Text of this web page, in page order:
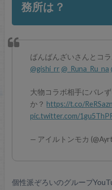
務所は？
ばんばんざいさんとコ
@gishi_rr @_Runa_Ru_na
大物コラボ相手にバレ
か？https://t.co/
pic.twitter.com/
— アイルトンモカ
個性派ぞろいのグループ